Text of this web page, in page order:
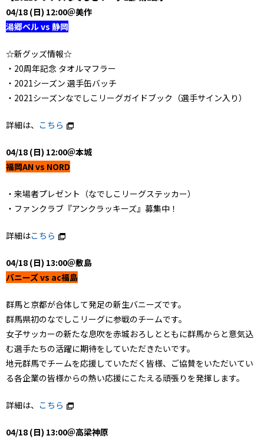
04/18 (日) 12:00＠美作
湯郷ベル vs 静岡
☆新グッズ情報☆
・20周年記念 タオルマフラー
・2021シーズン 選手缶バッチ
・2021シーズンなでしこリーグガイドブック（選手サイン入り）
詳細は、 こちら
04/18 (日) 12:00＠本城
福岡AN vs NORD
・来場者プレゼント（なでしこリーグステッカー）
・ファンクラブ『アンクラッキーズ』募集中！
詳細はこちら
04/18 (日) 13:00＠敷島
バニーズ vs ac福島
群馬と京都が合体して発足の新生バニーズです。
群馬県初のなでしこリーグに参戦のチームです。
女子サッカーの新たな息吹を赤城おろしとともに群馬からと意気込
む選手たちの活躍に期待をしていただきたいです。
地元群馬でチームを応援していただく皆様、ご協賛をいただいてい
る各企業の皆様からの熱い応援にこたえる頑張りを発揮します。
詳細は、 こちら
04/18 (日) 13:00＠高梁神原